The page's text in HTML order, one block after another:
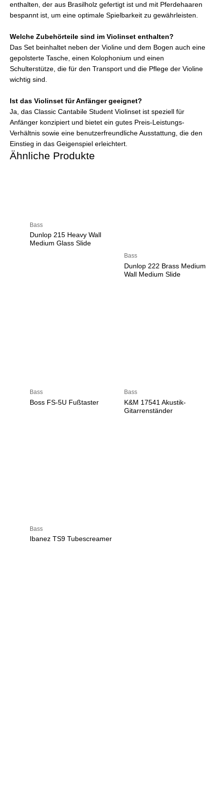
enthalten, der aus Brasilholz gefertigt ist und mit Pferdehaaren
bespannt ist, um eine optimale Spielbarkeit zu gewährleisten.
Welche Zubehörteile sind im Violinset enthalten?
Das Set beinhaltet neben der Violine und dem Bogen auch eine
gepolsterte Tasche, einen Kolophonium und einen
Schulterstütze, die für den Transport und die Pflege der Violine
wichtig sind.
Ist das Violinset für Anfänger geeignet?
Ja, das Classic Cantabile Student Violinset ist speziell für
Anfänger konzipiert und bietet ein gutes Preis-Leistungs-
Verhältnis sowie eine benutzerfreundliche Ausstattung, die den
Einstieg in das Geigenspiel erleichtert.
Ähnliche Produkte
Bass
Dunlop 215 Heavy Wall
Medium Glass Slide
Bass
Dunlop 222 Brass Medium
Wall Medium Slide
Bass
Boss FS-5U Fußtaster
Bass
K&M 17541 Akustik-
Gitarrenständer
Bass
Ibanez TS9 Tubescreamer